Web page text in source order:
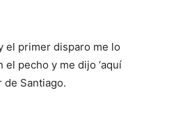
el primer disparo me lo
pecho y me dijo ‘aquí
de Santiago.